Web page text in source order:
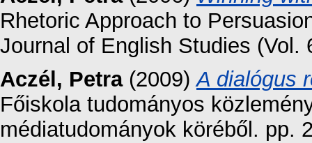
Rhetoric Approach to
Journal of English Studies (Vol.
Aczél, Petra(2009)A dialógus
Főiskola tudományos
médiatudományok köréből. pp.